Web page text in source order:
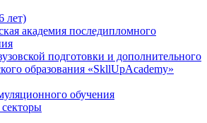
лет)
академия последипломного
подготовки и дополнительного
образования «SkllUpAcademy»
обучения